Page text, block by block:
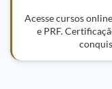
Acesse cursos
e PRF.